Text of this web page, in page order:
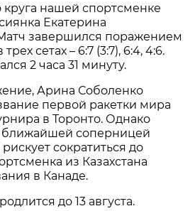
круга нашей спортсменке
Екатерина
завершился поражением
сетах – 6:7 (3:7), 6:4, 4:6.
2 часа 31 минуту.
Арина Соболенко
первой ракетки мира
в Торонто. Однако
соперницей
сократиться до
из Казахстана
в Канаде.
до 13 августа.